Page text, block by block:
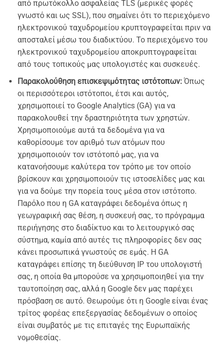
από πρωτόκολλο ασφαλείας TLS (μερικές φορές
γνωστό και ως SSL), που σημαίνει ότι το περιεχόμενο
ηλεκτρονικού ταχυδρομείου κρυπτογραφείται πριν να
αποσταλεί μέσω του διαδικτύου. Το περιεχόμενο του
ηλεκτρονικού ταχυδρομείου αποκρυπτογραφείται
από τους τοπικούς μας υπολογιστές και συσκευές.
Παρακολούθηση επισκεψιμότητας ιστότοπων:Όπως
οι περισσότεροι ιστότοποι, έτσι και αυτός,
χρησιμοποιεί το Google Analytics (GA) για να
παρακολουθεί την δραστηριότητα των χρηστών.
Χρησιμοποιούμε αυτά τα δεδομένα για να
καθορίσουμε τον αριθμό των ατόμων που
χρησιμοποιούν τον ιστότοπό μας, για να
κατανοήσουμε καλύτερα τον τρόπο με τον οποίο
βρίσκουν και χρησιμοποιούν τις ιστοσελίδες μας και
για να δούμε την πορεία τους μέσα στον ιστότοπο.
Παρόλο που η GA καταγράφει δεδομένα όπως η
γεωγραφική σας θέση, η συσκευή σας, το πρόγραμμα
περιήγησης στο διαδίκτυο και το λειτουργικό σας
σύστημα, καμία από αυτές τις πληροφορίες δεν σας
κάνει προσωπικά γνωστούς σε εμάς. Η GA
καταγράφει επίσης τη διεύθυνση IP του υπολογιστή
σας, η οποία θα μπορούσε να χρησιμοποιηθεί για την
ταυτοποίηση σας, αλλά η Google δεν μας παρέχει
πρόσβαση σε αυτό. Θεωρούμε ότι η Google είναι ένας
τρίτος φορέας επεξεργασίας δεδομένων ο οποίος
είναι συμβατός με τις επιταγές της Ευρωπαϊκής
νομοθεσίας.